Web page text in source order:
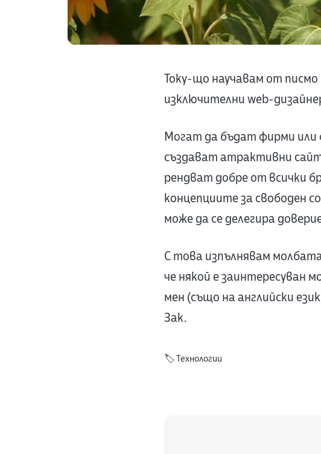
Току-що научавам от писмо
изключителни web-
Могат да бъдат фирми или
създават атрактивни
рендват добре от всички
концепциите за свободен
може да се делегира
С това изпълнявам
че някой е заинтересуван
мен (също на английски
Зак.
🏷️Технологии